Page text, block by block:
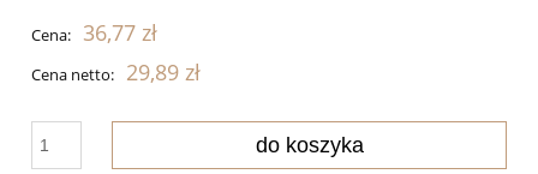
Cena: 36,77 zł
Cena netto: 29,89 zł
do koszyka